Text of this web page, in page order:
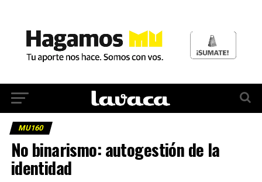
MU160
No binarismo: autogestión de la
identidad